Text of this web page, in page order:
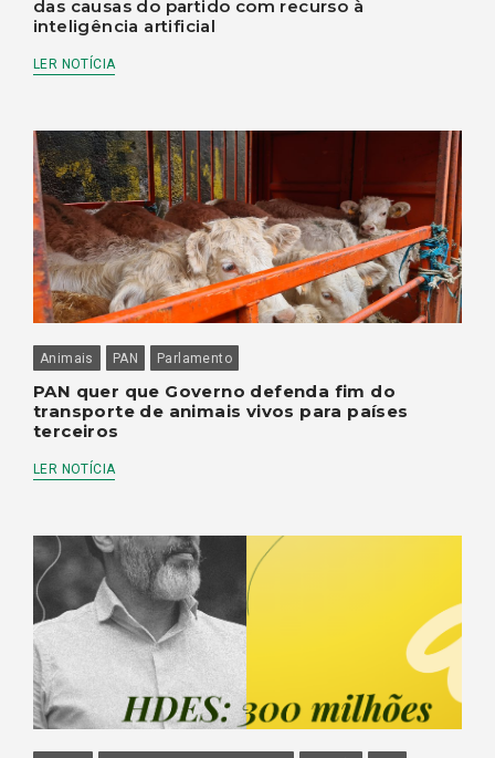
das causas do partido com recurso à
inteligência artificial
LER NOTÍCIA
Animais PAN Parlamento
PAN quer que Governo defenda fim do
transporte de animais vivos para países
terceiros
LER NOTÍCIA